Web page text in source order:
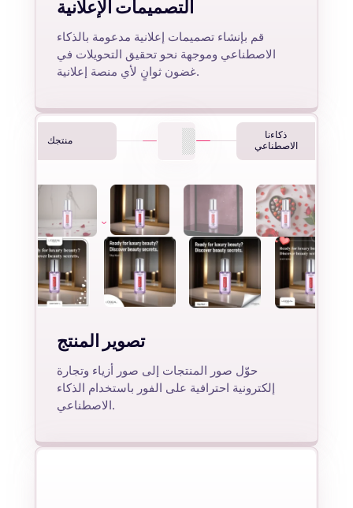
التصميمات الإعلانية
قم بإنشاء تصميمات إعلانية مدعومة بالذكاء
الاصطناعي وموجهة نحو تحقيق التحويلات في
غضون ثوانٍ لأي منصة إعلانية.
منتجك
ذكاءنا
الاصطناعي
تصوير المنتج
حوّل صور المنتجات إلى صور أزياء وتجارة
إلكترونية احترافية على الفور باستخدام الذكاء
الاصطناعي.